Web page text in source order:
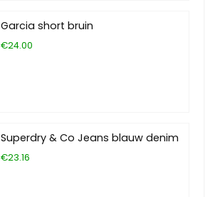
Garcia short bruin
€24.00
Superdry & Co Jeans blauw denim
€23.16